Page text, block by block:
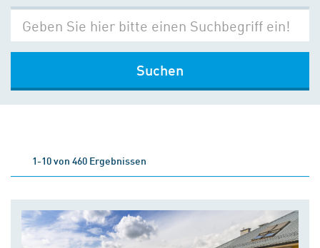
Suchen
1-10 von 460 Ergebnissen